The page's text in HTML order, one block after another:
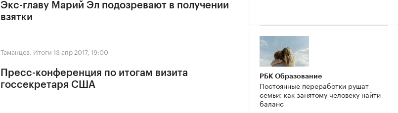
Экс-главу Марий Эл подозревают в получении
взятки
Таманцев. Итоги 13 апр 2017, 19:00
Пресс-конференция по итогам визита
госсекретаря США
РБК Образование
Постоянные переработки рушат
семьи: как занятому человеку найти
баланс